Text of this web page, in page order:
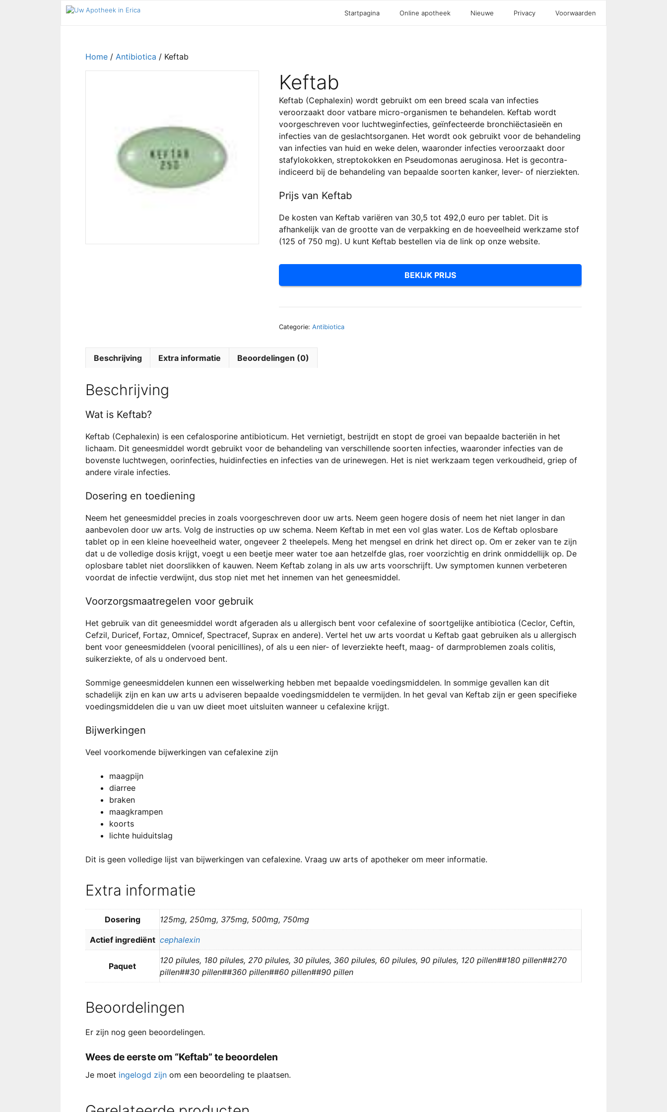
Startpagina Online apotheek Nieuwe Privacy Voorwaarden
Home / Antibiotica / Keftab
Keftab
Keftab (Cephalexin) wordt gebruikt om een breed scala van infecties
veroorzaakt door vatbare micro-organismen te behandelen. Keftab wordt
voorgeschreven voor luchtweginfecties, geïnfecteerde bronchiëctasieën en
infecties van de geslachtsorganen. Het wordt ook gebruikt voor de behandeling
van infecties van huid en weke delen, waaronder infecties veroorzaakt door
stafylokokken, streptokokken en Pseudomonas aeruginosa. Het is gecontra-
indiceerd bij de behandeling van bepaalde soorten kanker, lever- of nierziekten.
Prijs van Keftab
De kosten van Keftab variëren van 30,5 tot 492,0 euro per tablet. Dit is
afhankelijk van de grootte van de verpakking en de hoeveelheid werkzame stof
(125 of 750 mg). U kunt Keftab bestellen via de link op onze website.
BEKIJK PRIJS
Categorie: Antibiotica
Beschrijving Extra informatie Beoordelingen (0)
Beschrijving
Wat is Keftab?
Keftab (Cephalexin) is een cefalosporine antibioticum. Het vernietigt, bestrijdt en stopt de groei van bepaalde bacteriën in het
lichaam. Dit geneesmiddel wordt gebruikt voor de behandeling van verschillende soorten infecties, waaronder infecties van de
bovenste luchtwegen, oorinfecties, huidinfecties en infecties van de urinewegen. Het is niet werkzaam tegen verkoudheid, griep of
andere virale infecties.
Dosering en toediening
Neem het geneesmiddel precies in zoals voorgeschreven door uw arts. Neem geen hogere dosis of neem het niet langer in dan
aanbevolen door uw arts. Volg de instructies op uw schema. Neem Keftab in met een vol glas water. Los de Keftab oplosbare
tablet op in een kleine hoeveelheid water, ongeveer 2 theelepels. Meng het mengsel en drink het direct op. Om er zeker van te zijn
dat u de volledige dosis krijgt, voegt u een beetje meer water toe aan hetzelfde glas, roer voorzichtig en drink onmiddellijk op. De
oplosbare tablet niet doorslikken of kauwen. Neem Keftab zolang in als uw arts voorschrijft. Uw symptomen kunnen verbeteren
voordat de infectie verdwijnt, dus stop niet met het innemen van het geneesmiddel.
Voorzorgsmaatregelen voor gebruik
Het gebruik van dit geneesmiddel wordt afgeraden als u allergisch bent voor cefalexine of soortgelijke antibiotica (Ceclor, Ceftin,
Cefzil, Duricef, Fortaz, Omnicef, Spectracef, Suprax en andere). Vertel het uw arts voordat u Keftab gaat gebruiken als u allergisch
bent voor geneesmiddelen (vooral penicillines), of als u een nier- of leverziekte heeft, maag- of darmproblemen zoals colitis,
suikerziekte, of als u ondervoed bent.
Sommige geneesmiddelen kunnen een wisselwerking hebben met bepaalde voedingsmiddelen. In sommige gevallen kan dit
schadelijk zijn en kan uw arts u adviseren bepaalde voedingsmiddelen te vermijden. In het geval van Keftab zijn er geen specifieke
voedingsmiddelen die u van uw dieet moet uitsluiten wanneer u cefalexine krijgt.
Bijwerkingen
Veel voorkomende bijwerkingen van cefalexine zijn
maagpijn
diarree
braken
maagkrampen
koorts
lichte huiduitslag
Dit is geen volledige lijst van bijwerkingen van cefalexine. Vraag uw arts of apotheker om meer informatie.
Extra informatie
Dosering 125mg, 250mg, 375mg, 500mg, 750mg
Actief ingrediënt cephalexin
Paquet
120 pilules, 180 pilules, 270 pilules, 30 pilules, 360 pilules, 60 pilules, 90 pilules, 120 pillen##180 pillen##270
pillen##30 pillen##360 pillen##60 pillen##90 pillen
Beoordelingen
Er zijn nog geen beoordelingen.
Wees de eerste om “Keftab” te beoordelen
Je moet ingelogd zijn om een beoordeling te plaatsen.